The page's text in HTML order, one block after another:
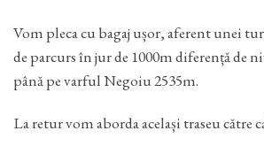
Vom pleca cu bagaj ușor, aferent unei
de parcurs în jur de 1000m diferență de
până pe varful Negoiu 2535m.
La retur vom aborda același traseu către